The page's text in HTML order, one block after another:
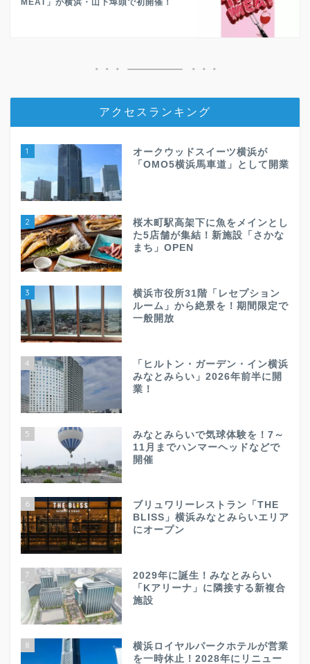
MEAT」が横浜・山下埠頭で初開催！
アクセスランキング
1
オークウッドスイーツ横浜が
「OMO5横浜馬車道」として開業
2
桜木町駅高架下に魚をメインとし
た5店舗が集結！新施設「さかな
まち」OPEN
3
横浜市役所31階「レセプション
ルーム」から絶景を！期間限定で
一般開放
4
「ヒルトン・ガーデン・イン横浜
みなとみらい」2026年前半に開
業！
5
みなとみらいで気球体験を！7～
11月までハンマーヘッドなどで
開催
6
ブリュワリーレストラン「THE
BLISS」横浜みなとみらいエリア
にオープン
7
2029年に誕生！みなとみらい
「Kアリーナ」に隣接する新複合
施設
8
横浜ロイヤルパークホテルが営業
を一時休止！2028年にリニュー